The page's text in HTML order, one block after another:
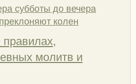
субботы до вечера
колен
правилах,
молитв и